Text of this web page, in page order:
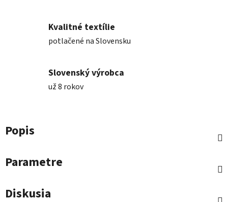
Kvalitné textílie
potlačené na Slovensku
Slovenský výrobca
už 8 rokov
Popis
Parametre
Diskusia